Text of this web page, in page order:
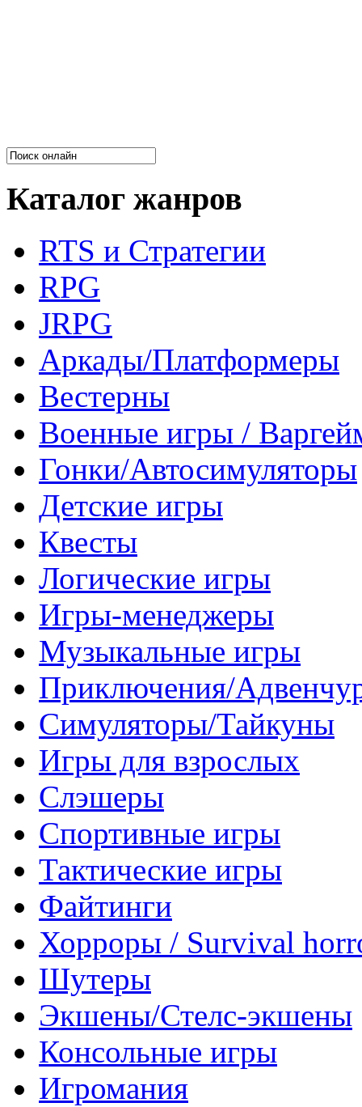
Каталог жанров
RTS и Стратегии
RPG
JRPG
Аркады/Платформеры
Вестерны
Военные игры /
Гонки/Автосимуляторы
Детские игры
Квесты
Логические игры
Игры-менеджеры
Музыкальные игры
Приключения/
Симуляторы/Тайкуны
Игры для взрослых
Слэшеры
Спортивные игры
Тактические игры
Файтинги
Хорроры / Survival
Шутеры
Экшены/Стелс-экшены
Консольные игры
Игромания